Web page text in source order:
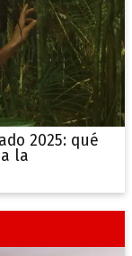
2025: qué
la